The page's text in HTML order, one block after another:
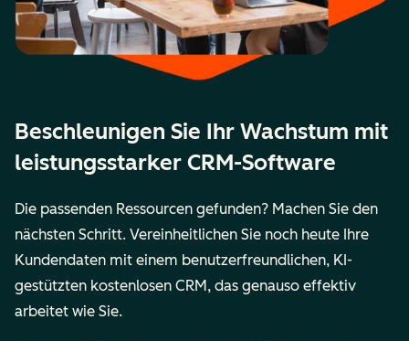
Beschleunigen Sie Ihr Wachstum mit
leistungsstarker CRM-Software
Die passenden Ressourcen gefunden? Machen Sie den
nächsten Schritt. Vereinheitlichen Sie noch heute Ihre
Kundendaten mit einem benutzerfreundlichen, KI-
gestützten kostenlosen CRM, das genauso effektiv
arbeitet wie Sie.